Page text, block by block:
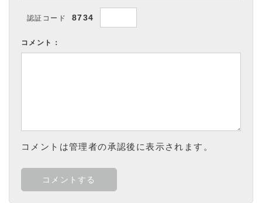
認証コード 8734
コメント：
コメントは管理者の承認後に表示されます。